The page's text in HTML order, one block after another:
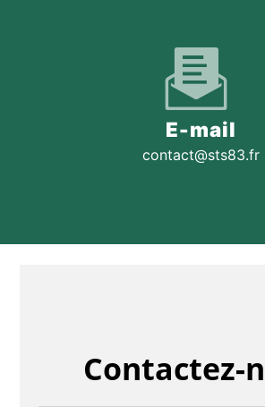
E-mail
contact@sts83.fr
Contactez-